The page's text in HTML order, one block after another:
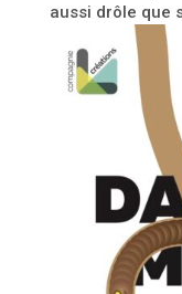
aussi drôle que